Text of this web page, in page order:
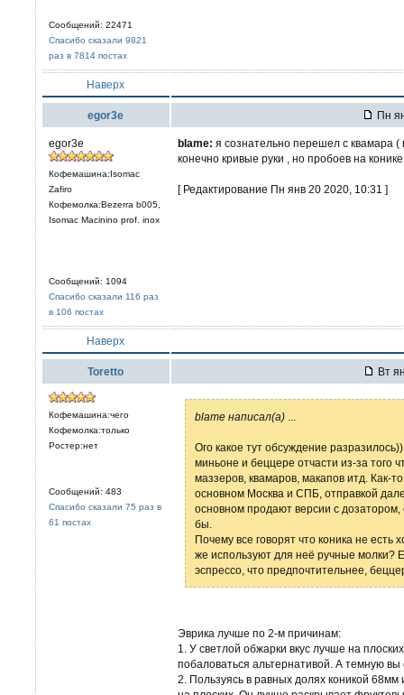
Сообщений: 22471
Спасибо сказали 9821
раз в 7814 постах
Наверх
egor3e Пн
egor3e
Кофемашина:Isomac
Zafiro
Кофемолка:Bezerra b005,
Isomac Macinino prof. inox
Сообщений: 1094
Спасибо сказали 116 раз
в 106 постах
blame: я сознательно перешел с квамара (
конечно кривые руки , но пробоев на
[ Редактирование Пн янв 20 2020, 10:31 ]
Наверх
Toretto Вт
Кофемашина:чего
Кофемолка:только
Ростер:нет
Сообщений: 483
Спасибо сказали 75 раз в
61 постах
blame написал(а)
Ого какое тут обсуждение
миньоне и беццере отчасти из-за того
маззеров, квамаров, макапов итд. Как-
основном Москва и СПБ, отправкой
основном продают версии с дозатором,
бы.
Почему все говорят что коника не
же используют для неё ручные молки?
эспрессо, что предпочтительнее,
Эврика лучше по 2-м причинам:
1. У светлой обжарки вкус лучше на
побаловаться альтернативой. А темную
2. Пользуясь в равных долях коникой